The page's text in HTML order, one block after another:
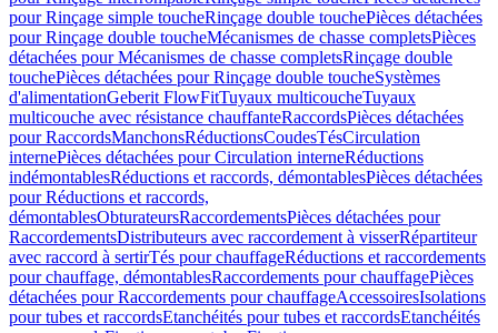
pour Rinçage simple toucheRinçage double touchePièces détachées
pour Rinçage double toucheMécanismes de chasse completsPièces
détachées pour Mécanismes de chasse completsRinçage double
touchePièces détachées pour Rinçage double toucheSystèmes
d'alimentationGeberit FlowFitTuyaux multicoucheTuyaux
multicouche avec résistance chauffanteRaccordsPièces détachées
pour RaccordsManchonsRéductionsCoudesTésCirculation
internePièces détachées pour Circulation interneRéductions
indémontablesRéductions et raccords, démontablesPièces détachées
pour Réductions et raccords,
démontablesObturateursRaccordementsPièces détachées pour
RaccordementsDistributeurs avec raccordement à visserRépartiteur
avec raccord à sertirTés pour chauffageRéductions et raccordements
pour chauffage, démontablesRaccordements pour chauffagePièces
détachées pour Raccordements pour chauffageAccessoiresIsolations
pour tubes et raccordsEtanchéités pour tubes et raccordsEtanchéités